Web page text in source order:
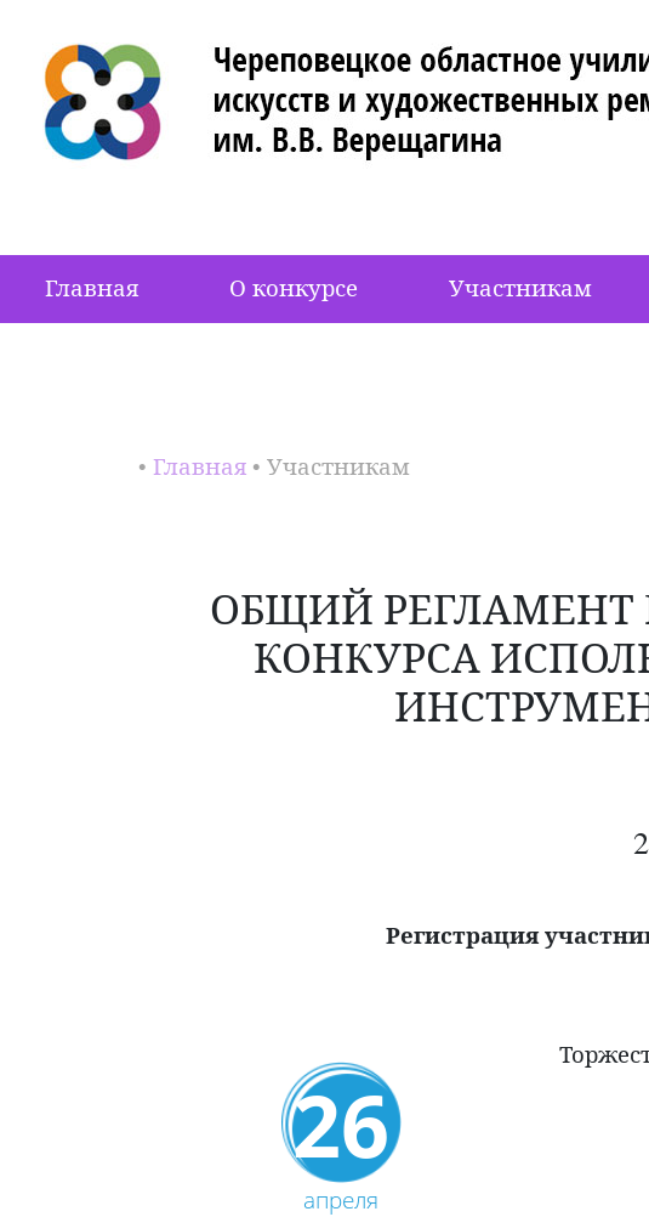
Главная О конкурсе Участникам
• Главная • Участникам
ОБЩИЙ РЕГЛАМЕНТ
КОНКУРСА
Регистрация
26
апреля